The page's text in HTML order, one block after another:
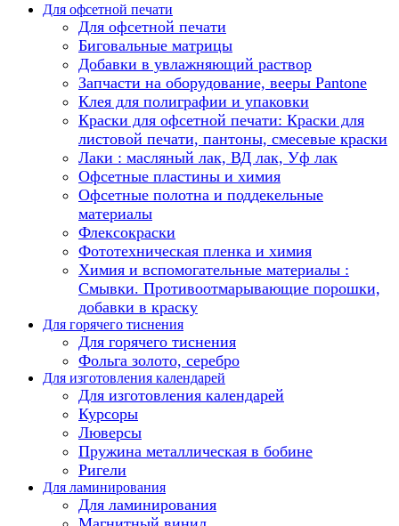
Для офсетной печати
Для офсетной печати
Биговальные матрицы
Добавки в увлажняющий раствор
Запчасти на оборудование, вееры Pantone
Клея для полиграфии и упаковки
Краски для офсетной печати: Краски для
листовой печати, пантоны, смесевые краски
Лаки : масляный лак, ВД лак, Уф лак
Офсетные пластины и химия
Офсетные полотна и поддекельные
материалы
Флексокраски
Фототехническая пленка и химия
Химия и вспомогательные материалы :
Смывки. Противоотмарывающие порошки,
добавки в краску
Для горячего тиснения
Для горячего тиснения
Фольга золото, серебро
Для изготовления календарей
Для изготовления календарей
Курсоры
Люверсы
Пружина металлическая в бобине
Ригели
Для ламинирования
Для ламинирования